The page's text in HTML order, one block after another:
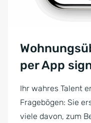
per App
Ihr wahres Talent
Fragebögen: Sie
viele davon, zum